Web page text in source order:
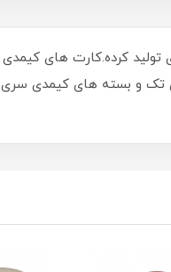
خوبی کسب کرده بود، کارت های سری 2025 رو با تنوع بالا تری تولید کرده.کارت های کیمدی
2025 میپردازیم. اگر قصد خرید کارت های تک و بسته های کیمدی سری